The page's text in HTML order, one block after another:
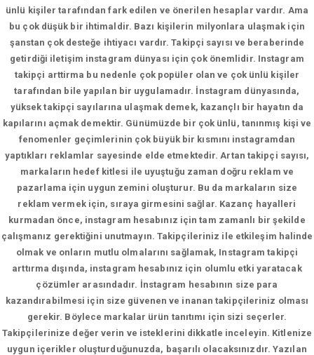
ünlü kişiler tarafından fark edilen ve önerilen hesaplar vardır. Ama
bu çok düşük bir ihtimaldir. Bazı kişilerin milyonlara ulaşmak için
şanstan çok desteğe ihtiyacı vardır. Takipçi sayısı ve beraberinde
getirdiği iletişim instagram dünyası için çok önemlidir. Instagram
takipçi arttirma bu nedenle çok popüler olan ve çok ünlü kişiler
tarafından bile yapılan bir uygulamadır. İnstagram dünyasında,
yüksek takipçi sayılarına ulaşmak demek, kazançlı bir hayatın da
kapılarını açmak demektir. Günümüzde bir çok ünlü, tanınmış kişi ve
fenomenler geçimlerinin çok büyük bir kısmını instagramdan
yaptıkları reklamlar sayesinde elde etmektedir. Artan takipçi sayısı,
markaların hedef kitlesi ile uyuştuğu zaman doğru reklam ve
pazarlama için uygun zemini oluşturur. Bu da markaların size
reklam vermek için, sıraya girmesini sağlar. Kazanç hayalleri
kurmadan önce, instagram hesabınız için tam zamanlı bir şekilde
çalışmanız gerektiğini unutmayın. Takipçileriniz ile etkileşim halinde
olmak ve onların mutlu olmalarını sağlamak, Instagram takipçi
arttırma dışında, instagram hesabınız için olumlu etki yaratacak
çözümler arasındadır. İnstagram hesabının size para
kazandırabilmesi için size güvenen ve inanan takipçileriniz olması
gerekir. Böylece markalar ürün tanıtımı için sizi seçerler.
Takipçilerinize değer verin ve isteklerini dikkatle inceleyin. Kitlenize
uygun içerikler oluşturduğunuzda, başarılı olacaksınızdır. Yazılan